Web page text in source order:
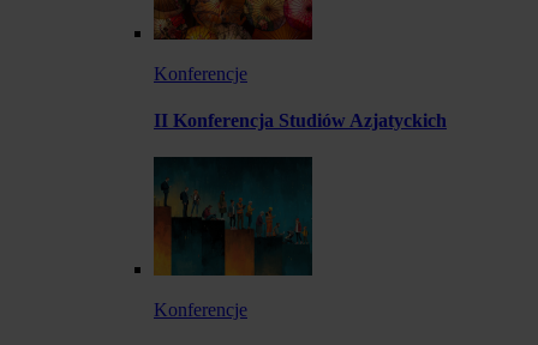
Konferencje
II Konferencja Studiów Azjatyckich
Konferencje